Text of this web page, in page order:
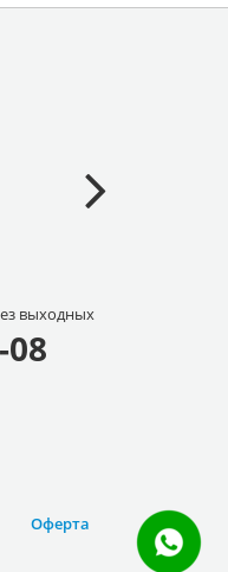
выходных
08
Оферта